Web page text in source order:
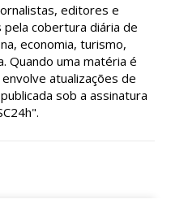
editores e
cobertura diária de
economia, turismo,
Quando uma matéria é
atualizações de
sob a assinatura